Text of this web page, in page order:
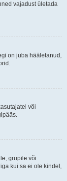
vajadust ületada
on juba hääletanud,
või
grupile või
kui sa ei ole kindel,